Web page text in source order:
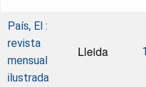
País, El :
revista
mensual
ilustrada
Lleida